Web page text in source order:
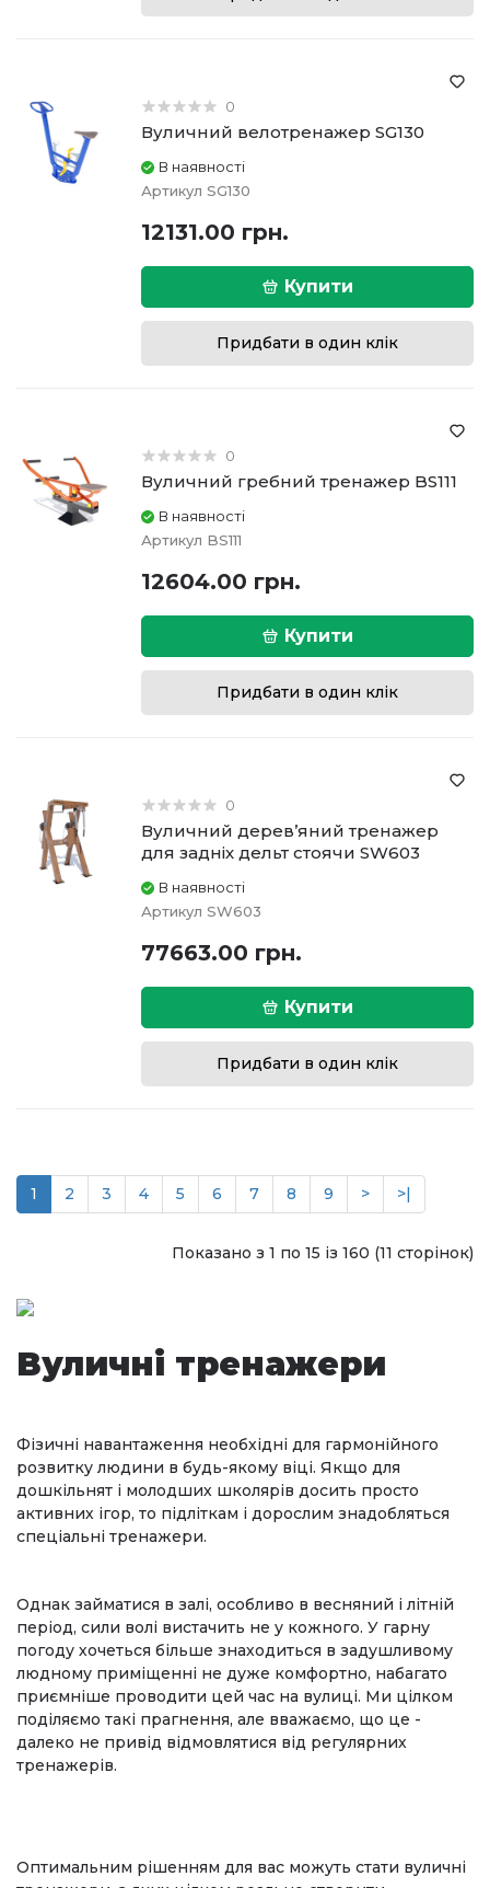
0
Вуличний велотренажер SG130
В наявності
Артикул SG130
12131.00 грн.
Купити
Придбати в один клік
0
Вуличний гребний тренажер BS111
В наявності
Артикул BS111
12604.00 грн.
Купити
Придбати в один клік
0
Вуличний дерев’яний тренажер
для задніх дельт стоячи SW603
В наявності
Артикул SW603
77663.00 грн.
Купити
Придбати в один клік
1 2 3 4 5 6 7 8 9 > >|
Показано з 1 по 15 із 160 (11 сторінок)
Вуличні тренажери
Фізичні навантаження необхідні для гармонійного
розвитку людини в будь-якому віці. Якщо для
дошкільнят і молодших школярів досить просто
активних ігор, то підліткам і дорослим знадобляться
спеціальні тренажери.
Однак займатися в залі, особливо в весняний і літній
період, сили волі вистачить не у кожного. У гарну
погоду хочеться більше знаходиться в задушливому
людному приміщенні не дуже комфортно, набагато
приємніше проводити цей час на вулиці. Ми цілком
поділяємо такі прагнення, але вважаємо, що це -
далеко не привід відмовлятися від регулярних
тренажерів.
Оптимальним рішенням для вас можуть стати вуличні